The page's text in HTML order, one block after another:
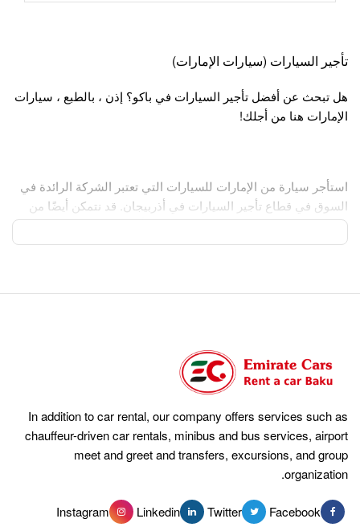
تأجير السيارات (سيارات الإمارات)
هل تبحث عن أفضل تأجير السيارات في باكو؟ إذن ، بالطبع ، سيارات
الإمارات هنا من أجلك!
استأجر سيارة من الإمارات للسيارات التي تعتبر الشركة الرائدة في
السوق في قطاع تأجير السيارات في أذربيجان. قد نتمكن أيضًا من
تزويدك بسيارات مخفضة السعر من فئات أخرى.
-استئجار سيارة بدون سائق لفترة قصيرة أو طويلة اسلاس
خدماتنا الآن واستمتع بوقتك في باكو ، أذربيجان.
تقدم الإمارات للسيارات خدمة تأجير السيارات بسائق مع مجموعة
نقدم خدمات تأجير السيارات التالية في باكو:
-استئجار سيارة بدون سائق لفترة قصيرة أو طويلة
-استئجار سيارة بسائق
In addition to car rental, our company offers services such as
chauffeur-driven car rentals, minibus and bus services, airport
meet and greet and transfers, excursions, and group
organization.
Facebook
Twitter
Linkedin
Instagram